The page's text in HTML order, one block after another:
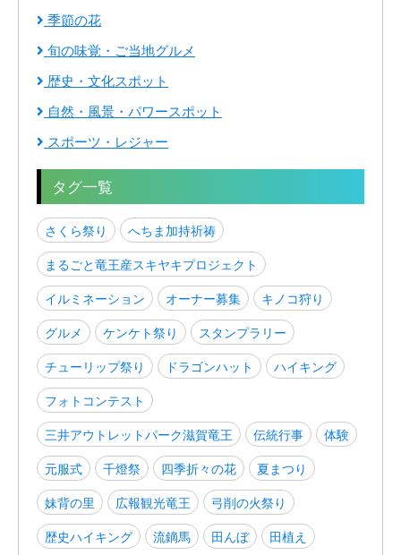
季節の花
旬の味覚・ご当地グルメ
歴史・文化スポット
自然・風景・パワースポット
スポーツ・レジャー
タグ一覧
さくら祭り
へちま加持祈祷
まるごと竜王産スキヤキプロジェクト
イルミネーション
オーナー募集
キノコ狩り
グルメ
ケンケト祭り
スタンプラリー
チューリップ祭り
ドラゴンハット
ハイキング
フォトコンテスト
三井アウトレットパーク滋賀竜王
伝統行事
体験
元服式
千燈祭 四季折々の花
夏まつり
妹背の里
広報観光竜王
弓削の火祭り
歴史ハイキング
流鏑馬 田んぼ
田植え